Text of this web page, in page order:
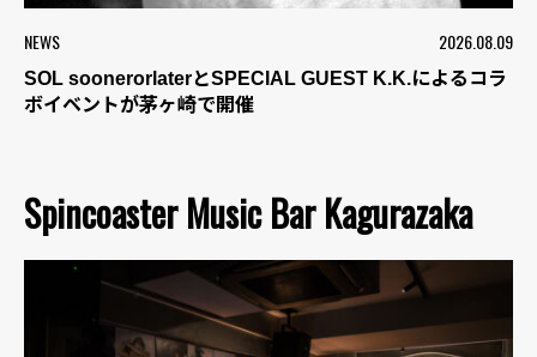
NEWS 2026.08.09
SOL soonerorlaterとSPECIAL GUEST K.K.によるコラ
ボイベントが茅ヶ崎で開催
Spincoaster Music Bar Kagurazaka